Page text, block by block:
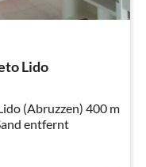
Lido
(Abruzzen) 400 m
entfernt